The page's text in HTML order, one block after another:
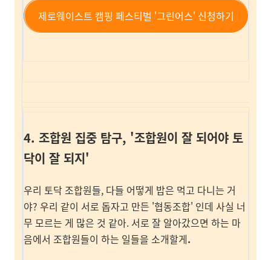
제로웨이스트 캠핑 페스티벌 '그린어스' 신청하기
4. 조합원 집중 탐구, '조합원이 잘 되어야 토
닥이 잘 되지'
우리 토닥 조합원들, 다들 어떻게 밥은 먹고 다니는 거
야? 우리 같이 서로 돕자고 만든 '협동조합' 인데 사실 너
무 모르는 게 많은 것 같아. 서로 잘 알아갔으면 하는 마
음에서 조합원들이 하는 일들을 소개할게.